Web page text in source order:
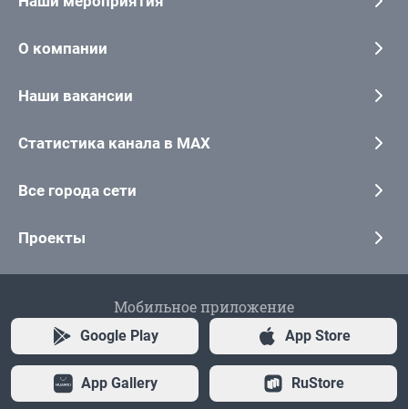
О компании
Наши вакансии
Статистика канала в MAX
Все города сети
Проекты
Мобильное приложение
Google Play App Store
App Gallery RuStore